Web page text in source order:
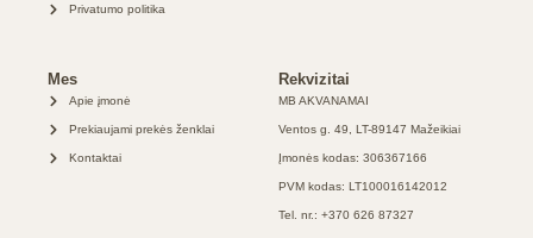
Privatumo politika
Mes
Apie įmonė
Prekiaujami prekės ženklai
Kontaktai
Rekvizitai
MB AKVANAMAI
Ventos g. 49, LT-89147 Mažeikiai
Įmonės kodas: 306367166
PVM kodas: LT100016142012
Tel. nr.: +370 626 87327